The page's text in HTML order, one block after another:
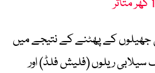
کے پھٹنے کے نتیجے میں
سیلابی ریلوں (فلیش فلڈ) اور